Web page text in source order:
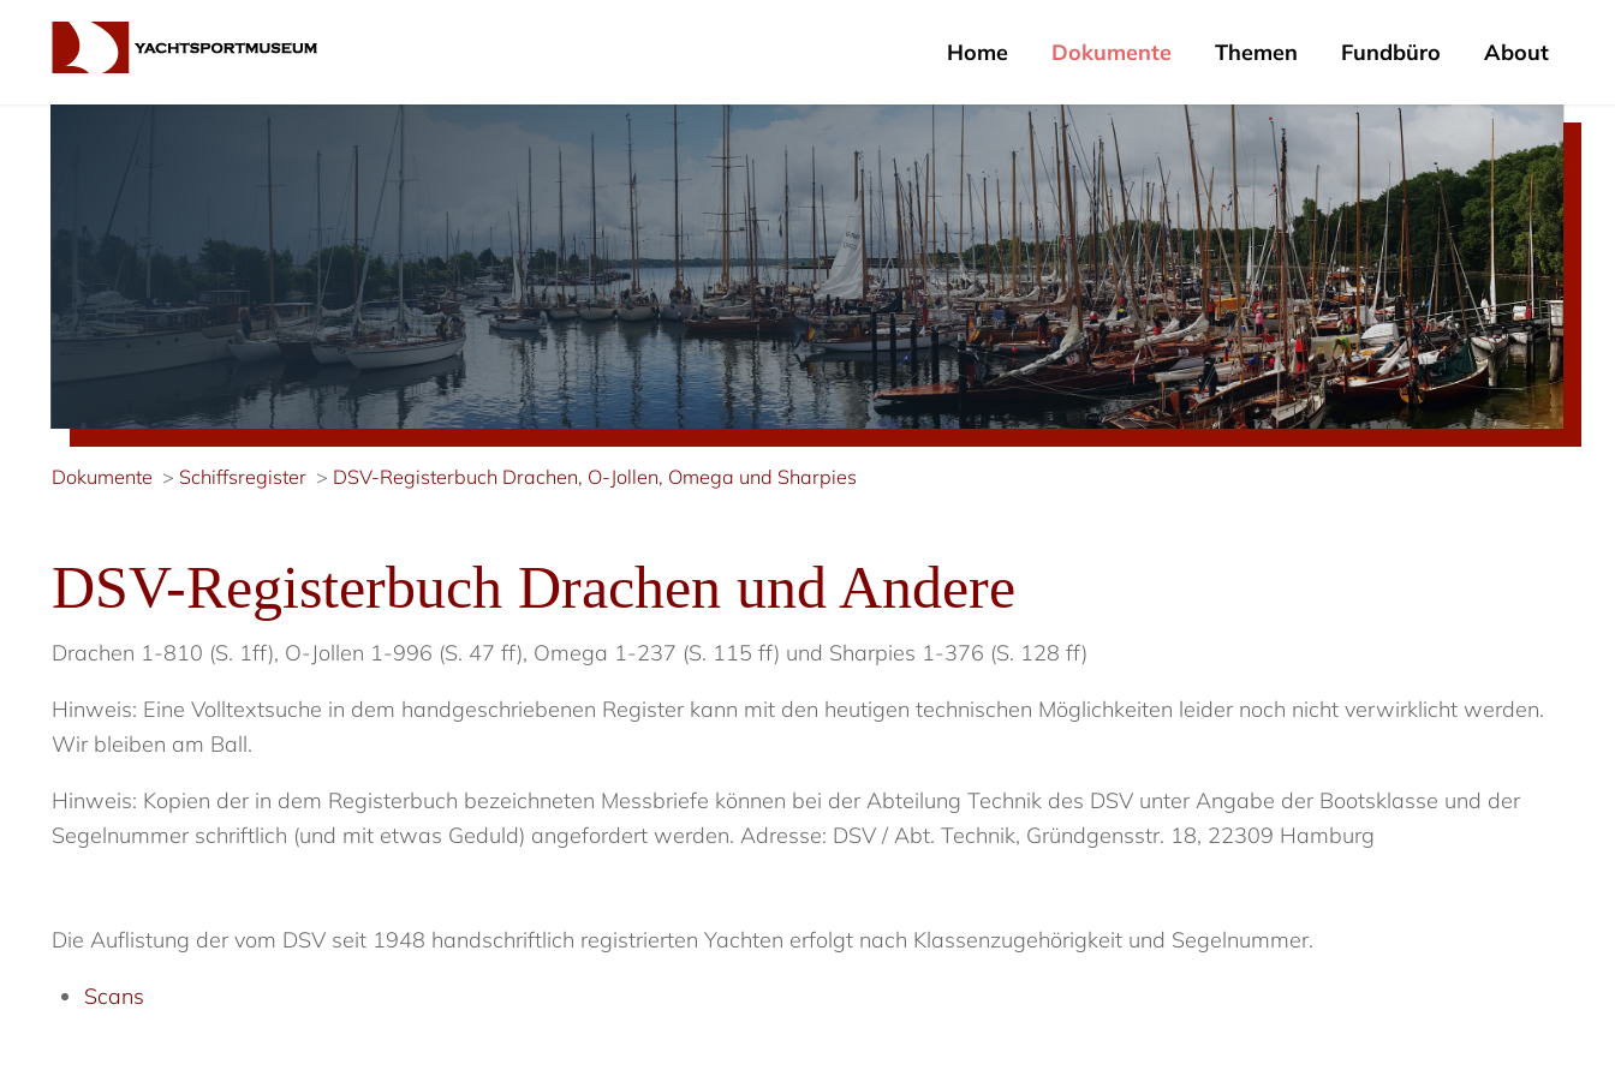
Home Dokumente Themen Fundbüro About
Dokumente Schiffsregister DSV-Registerbuch Drachen, O-Jollen, Omega und Sharpies
DSV-Registerbuch Drachen und Andere
Drachen 1-810 (S. 1ff), O-Jollen 1-996 (S. 47 ff), Omega 1-237 (S. 115 ff) und Sharpies 1-376 (S. 128 ff)
Hinweis: Eine Volltextsuche in dem handgeschriebenen Register kann mit den heutigen technischen Möglichkeiten leider noch nicht verwirklicht werden.
Wir bleiben am Ball.
Hinweis: Kopien der in dem Registerbuch bezeichneten Messbriefe können bei der Abteilung Technik des DSV unter Angabe der Bootsklasse und der
Segelnummer schriftlich (und mit etwas Geduld) angefordert werden. Adresse: DSV / Abt. Technik, Gründgensstr. 18, 22309 Hamburg
Die Auflistung der vom DSV seit 1948 handschriftlich registrierten Yachten erfolgt nach Klassenzugehörigkeit und Segelnummer.
Scans